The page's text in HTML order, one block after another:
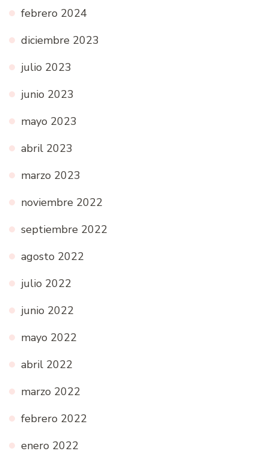
febrero 2024
diciembre 2023
julio 2023
junio 2023
mayo 2023
abril 2023
marzo 2023
noviembre 2022
septiembre 2022
agosto 2022
julio 2022
junio 2022
mayo 2022
abril 2022
marzo 2022
febrero 2022
enero 2022